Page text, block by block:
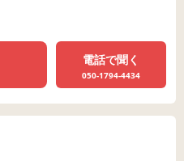
電話で聞く
050-1794-4434